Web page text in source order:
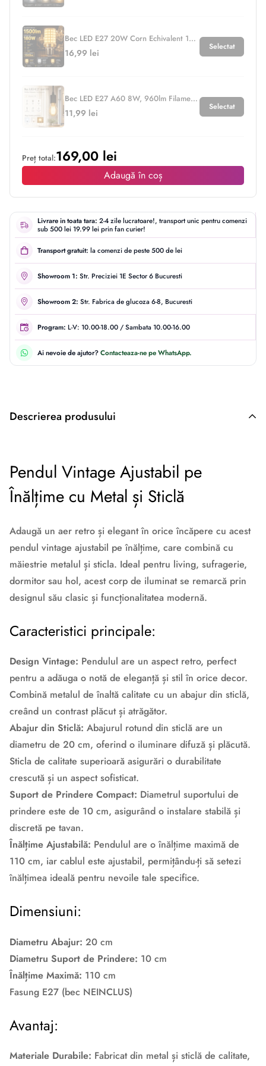
Bec LED E27 20W Corn Echivalent 180W
16,99 lei
Selectat
Bec LED E27 A60 8W, 960lm Filament Transparent
11,99 lei
Selectat
Preț total:169,00 lei
Adaugă în coș
Livrare in toata tara: 2-4 zile lucratoare!, transport unic pentru comenzi
sub 500 lei 19.99 lei prin fan curier!
Transport gratuit: la comenzi de peste 500 de lei
Showroom 1: Str. Preciziei 1E Sector 6 Bucuresti
Showroom 2: Str. Fabrica de glucoza 6-8, Bucuresti
Program: L-V: 10.00-18.00 / Sambata 10.00-16.00
Ai nevoie de ajutor?Contacteaza-ne pe WhatsApp.
Descrierea produsului
Pendul Vintage Ajustabil pe
Înălțime cu Metal și Sticlă
Adaugă un aer retro și elegant în orice încăpere cu acest
pendul vintage ajustabil pe înălțime, care combină cu
măiestrie metalul și sticla. Ideal pentru living, sufragerie,
dormitor sau hol, acest corp de iluminat se remarcă prin
designul său clasic și funcționalitatea modernă.
Caracteristici principale:
Design Vintage: Pendulul are un aspect retro, perfect
pentru a adăuga o notă de eleganță și stil în orice decor.
Combină metalul de înaltă calitate cu un abajur din sticlă,
creând un contrast plăcut și atrăgător.
Abajur din Sticlă: Abajurul rotund din sticlă are un
diametru de 20 cm, oferind o iluminare difuză și plăcută.
Sticla de calitate superioară asigurări o durabilitate
crescută și un aspect sofisticat.
Suport de Prindere Compact: Diametrul suportului de
prindere este de 10 cm, asigurând o instalare stabilă și
discretă pe tavan.
Înălțime Ajustabilă: Pendulul are o înălțime maximă de
110 cm, iar cablul este ajustabil, permițându-ți să setezi
înălțimea ideală pentru nevoile tale specifice.
Dimensiuni:
Diametru Abajur: 20 cm
Diametru Suport de Prindere: 10 cm
Înălțime Maximă: 110 cm
Fasung E27 (bec NEINCLUS)
Avantaj:
Materiale Durabile: Fabricat din metal și sticlă de calitate,